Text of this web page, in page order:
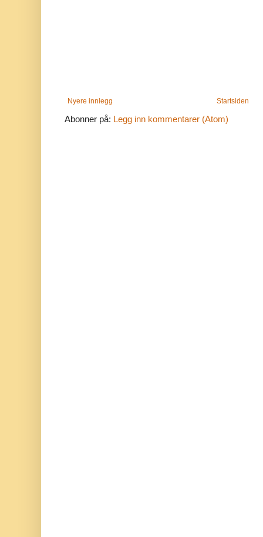
Nyere innlegg Startsiden
Abonner på: Legg inn kommentarer (Atom)